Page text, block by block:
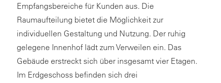
Empfangsbereiche für Kunden aus. Die
Raumaufteilung bietet die Möglichkeit zur
individuellen Gestaltung und Nutzung. Der ruhig
gelegene Innenhof lädt zum Verweilen ein. Das
Gebäude erstreckt sich über insgesamt vier Etagen.
Im Erdgeschoss befinden sich drei